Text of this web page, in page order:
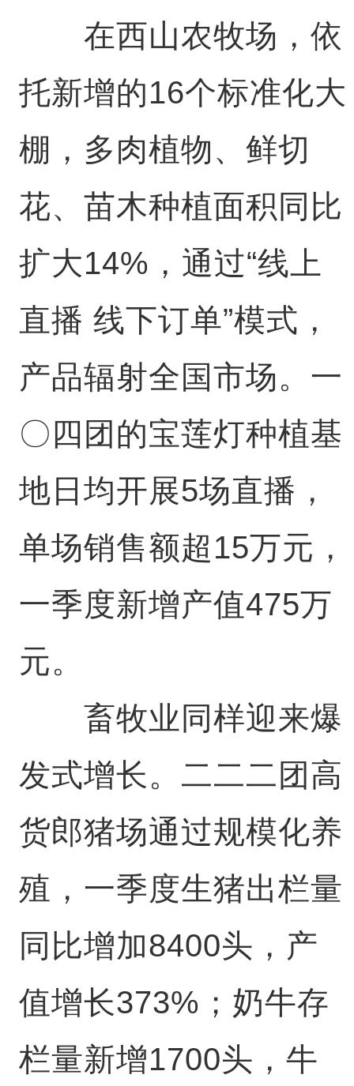
在西山农牧场，依
托新增的16个标准化大
棚，多肉植物、鲜切
花、苗木种植面积同比
扩大14%，通过“线上
直播 线下订单”模式，
产品辐射全国市场。一
〇四团的宝莲灯种植基
地日均开展5场直播，
单场销售额超15万元，
一季度新增产值475万
元。
畜牧业同样迎来爆
发式增长。二二二团高
货郎猪场通过规模化养
殖，一季度生猪出栏量
同比增加8400头，产
值增长373%；奶牛存
栏量新增1700头，牛